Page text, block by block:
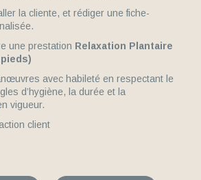
la cliente, et rédiger une fiche-
une prestation Relaxation Plantaire
avec habileté en respectant le
d’hygiène, la durée et la
vigueur.
client